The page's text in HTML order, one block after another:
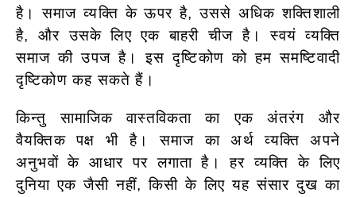
है। समाज व्यक्ति के ऊपर है, उससे अधिक शक्तिशाली
है, और उसके लिए एक बाहरी चीज है। स्वयं व्यक्ति
समाज की उपज है। इस दृष्टिकोण को हम समष्टिवादी
दृष्टिकोण कह सकते हैं।
किन्तु सामाजिक वास्तविकता का एक अंतरंग और
वैयक्तिक पक्ष भी है। समाज का अर्थ व्यक्ति अपने
अनुभवों के आधार पर लगाता है। हर व्यक्ति के लिए
दुनिया एक जैसी नहीं, किसी के लिए यह संसार दुख का